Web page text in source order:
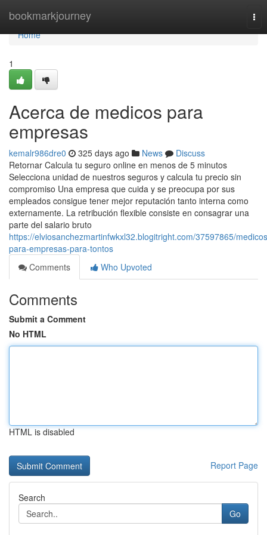
bookmarkjourney
Home
Home
1
Acerca de medicos para
empresas
kemalr986dre0 325 days ago News
Discuss
Retornar Calcula tu seguro online en menos de 5 minutos
Selecciona unidad de nuestros seguros y calcula tu precio sin
compromiso Una empresa que cuida y se preocupa por sus
empleados consigue tener mejor reputación tanto interna como
externamente. La retribución flexible consiste en consagrar una
parte del salario bruto
https://elviosanchezmartinfwkxl32.blogitright.com/37597865/
para-empresas-para-tontos
Comments
Who Upvoted
Comments
Submit a Comment
No HTML
HTML is disabled
Report Page
Search
Go